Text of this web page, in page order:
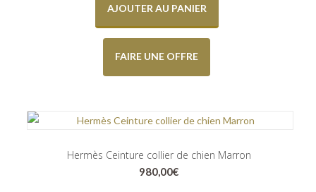
AJOUTER AU PANIER
FAIRE UNE OFFRE
Hermès Ceinture collier de chien Marron
980,00€